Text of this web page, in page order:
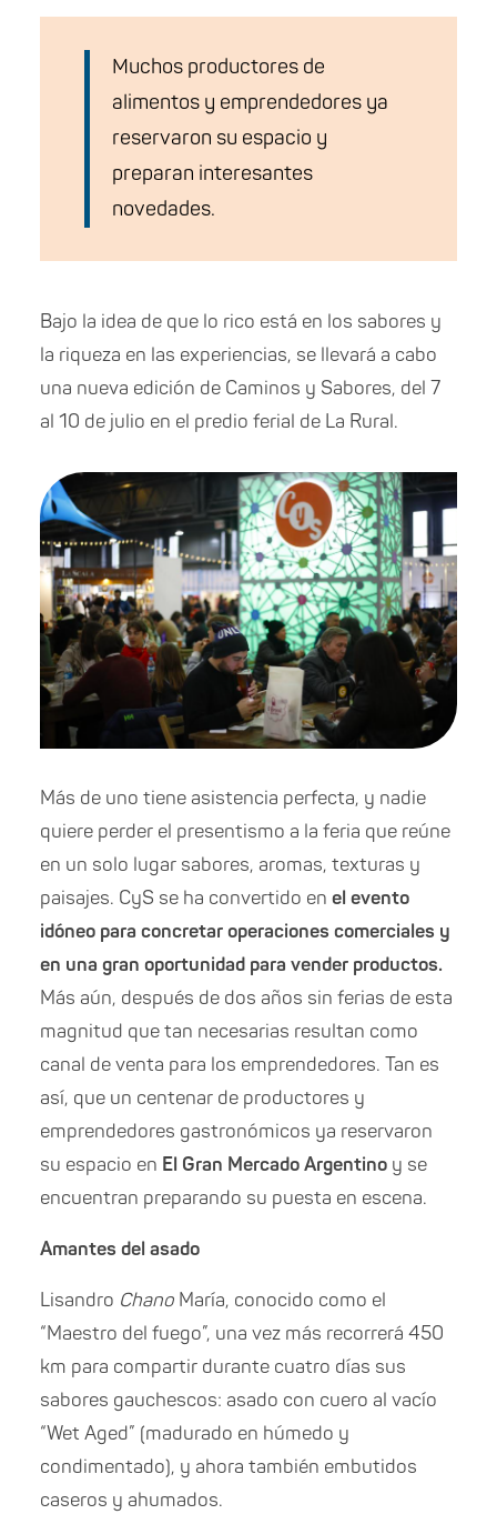
Muchos productores de
alimentos y emprendedores ya
reservaron su espacio y
preparan interesantes
novedades.
Bajo la idea de que lo rico está en los sabores y
la riqueza en las experiencias, se llevará a cabo
una nueva edición de Caminos y Sabores, del 7
al 10 de julio en el predio ferial de La Rural.
Más de uno tiene asistencia perfecta, y nadie
quiere perder el presentismo a la feria que reúne
en un solo lugar sabores, aromas, texturas y
paisajes. CyS se ha convertido en el evento
idóneo para concretar operaciones comerciales y
en una gran oportunidad para vender productos.
Más aún, después de dos años sin ferias de esta
magnitud que tan necesarias resultan como
canal de venta para los emprendedores. Tan es
así, que un centenar de productores y
emprendedores gastronómicos ya reservaron
su espacio en El Gran Mercado Argentino y se
encuentran preparando su puesta en escena.
Amantes del asado
Lisandro Chano María, conocido como el
“Maestro del fuego”, una vez más recorrerá 450
km para compartir durante cuatro días sus
sabores gauchescos: asado con cuero al vacío
“Wet Aged” (madurado en húmedo y
condimentado), y ahora también embutidos
caseros y ahumados.